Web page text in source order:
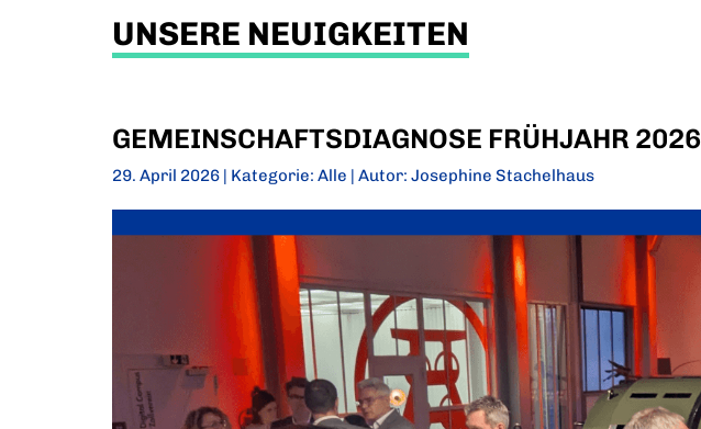
UNSERE NEUIGKEITEN
GEMEINSCHAFTSDIAGNOSE FRÜHJAHR 2026
29. April 2026 | Kategorie: Alle | Autor: Josephine Stachelhaus